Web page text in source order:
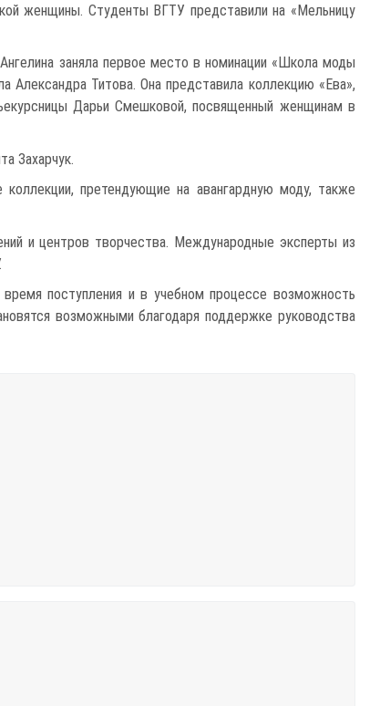
женщины. Студенты ВГТУ представили на «Мельницу
заняла первое место в номинации «Школа моды
Титова. Она представила коллекцию «Ева»,
Дарьи Смешковой, посвященный женщинам в
Захарчук.
претендующие на авангардную моду, также
и центров творчества. Международные эксперты из
поступления и в учебном процессе возможность
возможными благодаря поддержке руководства